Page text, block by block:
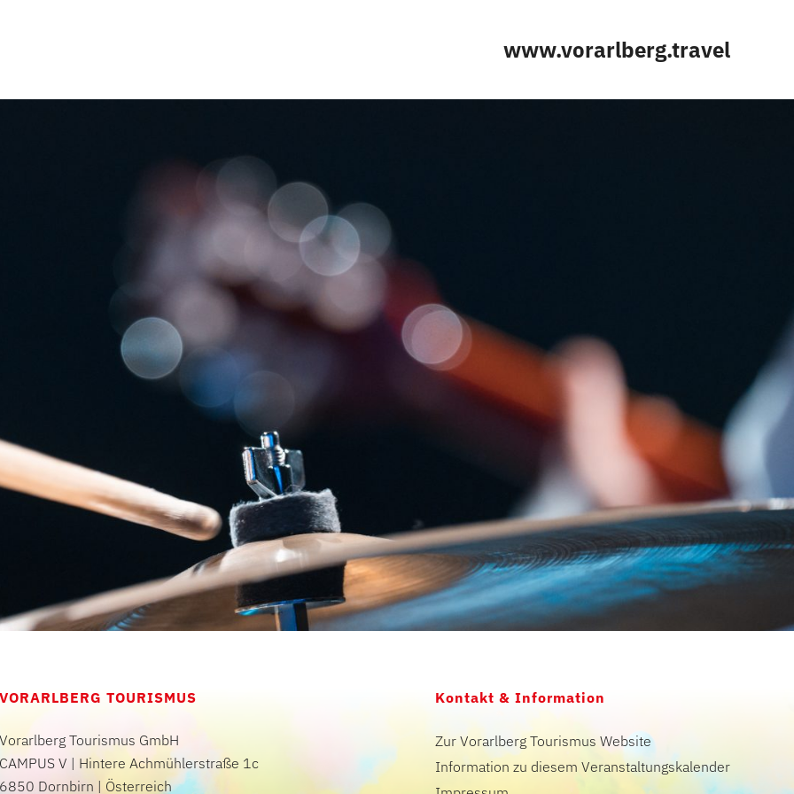
www.vorarlberg.travel
VORARLBERG TOURISMUS
Vorarlberg Tourismus GmbH
CAMPUS V | Hintere Achmühlerstraße 1c
6850 Dornbirn | Österreich
Kontakt & Information
Zur Vorarlberg Tourismus Website
Information zu diesem Veranstaltungskalender